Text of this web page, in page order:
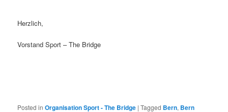
Herzlich,
Vorstand Sport – The Bridge
Posted in Organisation Sport - The Bridge |Tagged Bern, Bern